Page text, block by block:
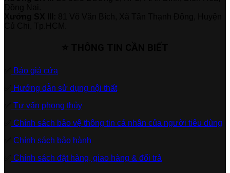
Báo giá cửa
Hướng dẫn sử dụng nội thất
Tư vấn phong thủy
Chính sách bảo vệ thông tin cá nhân của người tiêu dùng
Chính sách bảo hành
Chính sách đặt hàng, giao hàng & đổi trả